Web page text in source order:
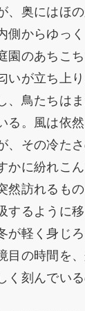
、奥にはほ
側からゆっ
園のあちこ
いが立ち上
、鳥たちは
る。風は依
、その冷た
かに紛れこ
然訪れるも
するように
が軽く身じ
目の時間を
く刻んでいる